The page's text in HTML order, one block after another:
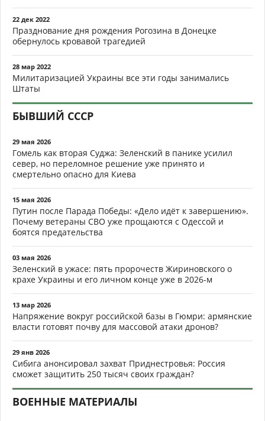
22 дек 2022
Празднование дня рождения Рогозина в Донецке
обернулось кровавой трагедией
28 мар 2022
Милитаризацией Украины все эти годы занимались
Штаты
БЫВШИЙ СССР
29 мая 2026
Гомель как вторая Суджа: Зеленский в панике усилил
север, но переломное решение уже принято и
смертельно опасно для Киева
15 мая 2026
Путин после Парада Победы: «Дело идёт к завершению».
Почему ветераны СВО уже прощаются с Одессой и
боятся предательства
03 мая 2026
Зеленский в ужасе: пять пророчеств Жириновского о
крахе Украины и его личном конце уже в 2026-м
13 мар 2026
Напряжение вокруг российской базы в Гюмри: армянские
власти готовят почву для массовой атаки дронов?
29 янв 2026
Сибига анонсировал захват Приднестровья: Россия
сможет защитить 250 тысяч своих граждан?
ВОЕННЫЕ МАТЕРИАЛЫ